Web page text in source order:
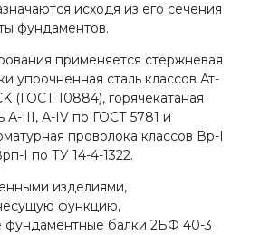
исходя из его сечения
фундаментов.
применяется стержневая
упрочненная сталь классов Ат-
(ГОСТ 10884), горячекатаная
А-III, А-IV по ГОСТ 5781 и
проволока классов Вр-I
I по ТУ 14-4-1322.
изделиями,
функцию,
фундаментные балки 2БФ 40-3